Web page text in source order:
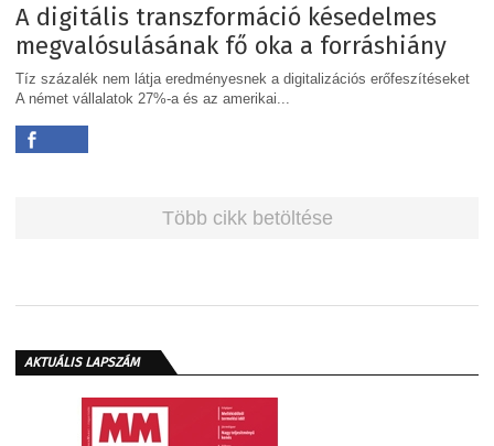
A digitális transzformáció késedelmes
megvalósulásának fő oka a forráshiány
Tíz százalék nem látja eredményesnek a digitalizációs erőfeszítéseket
A német vállalatok 27%-a és az amerikai...
Több cikk betöltése
AKTUÁLIS LAPSZÁM